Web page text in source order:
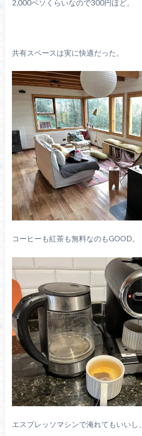
2,000ペソくらいなので300円ほど。
共有スペースは実に快適だった。
コーヒーも紅茶も無料なのもGOOD。
エスプレッソマシンで淹れてもいいし、